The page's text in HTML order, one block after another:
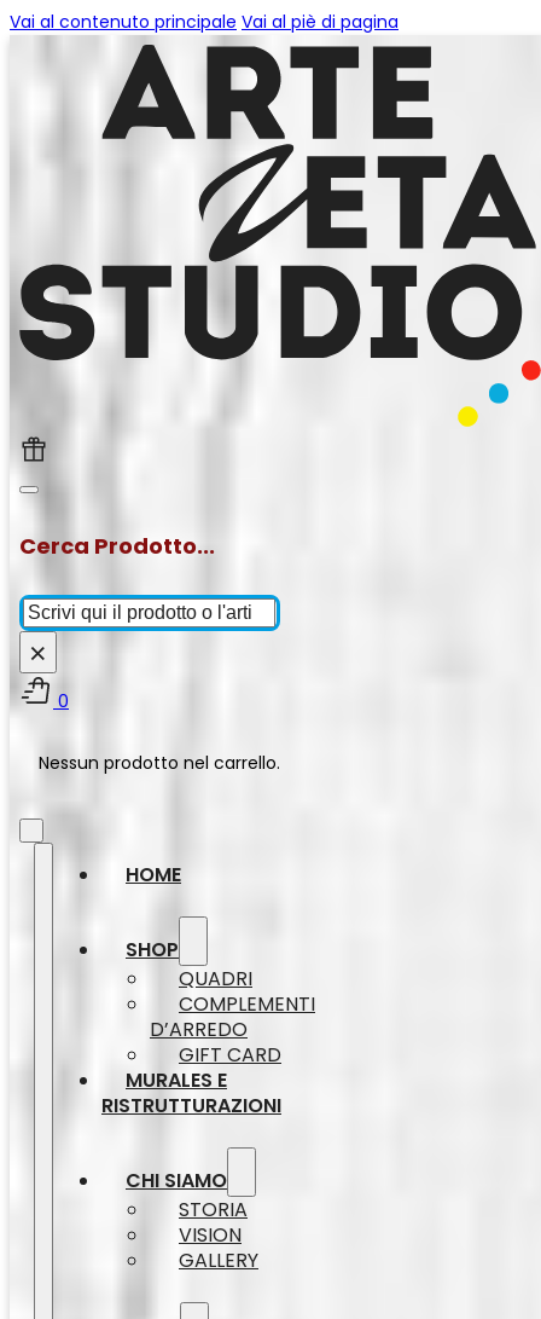
Vai al contenuto principale Vai al piè di pagina
Cerca Prodotto...
Cerca
×
0
Nessun prodotto nel carrello.
HOME
SHOP
QUADRI
COMPLEMENTI
D’ARREDO
GIFT CARD
MURALES E
RISTRUTTURAZIONI
CHI SIAMO
STORIA
VISION
GALLERY